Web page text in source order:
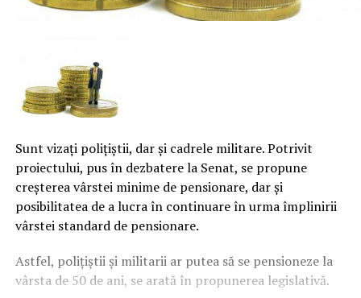
Sunt vizaţi poliţiştii, dar şi cadrele militare. Potrivit
proiectului, pus în dezbatere la Senat, se propune
creşterea vârstei minime de pensionare, dar şi
posibilitatea de a lucra în continuare în urma împlinirii
vârstei standard de pensionare.
Astfel, poliţiştii şi militarii ar putea să se pensioneze la
vârsta de 50 de ani, se arată în propunerea legislativă.